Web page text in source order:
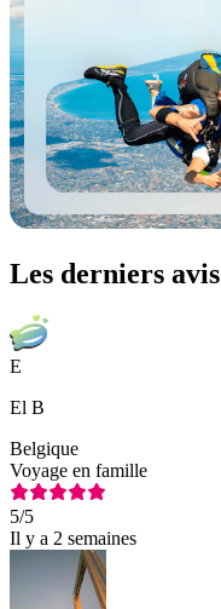
Les derniers avis
E
El B
Belgique
Voyage en famille
5/5
Il y a 2 semaines